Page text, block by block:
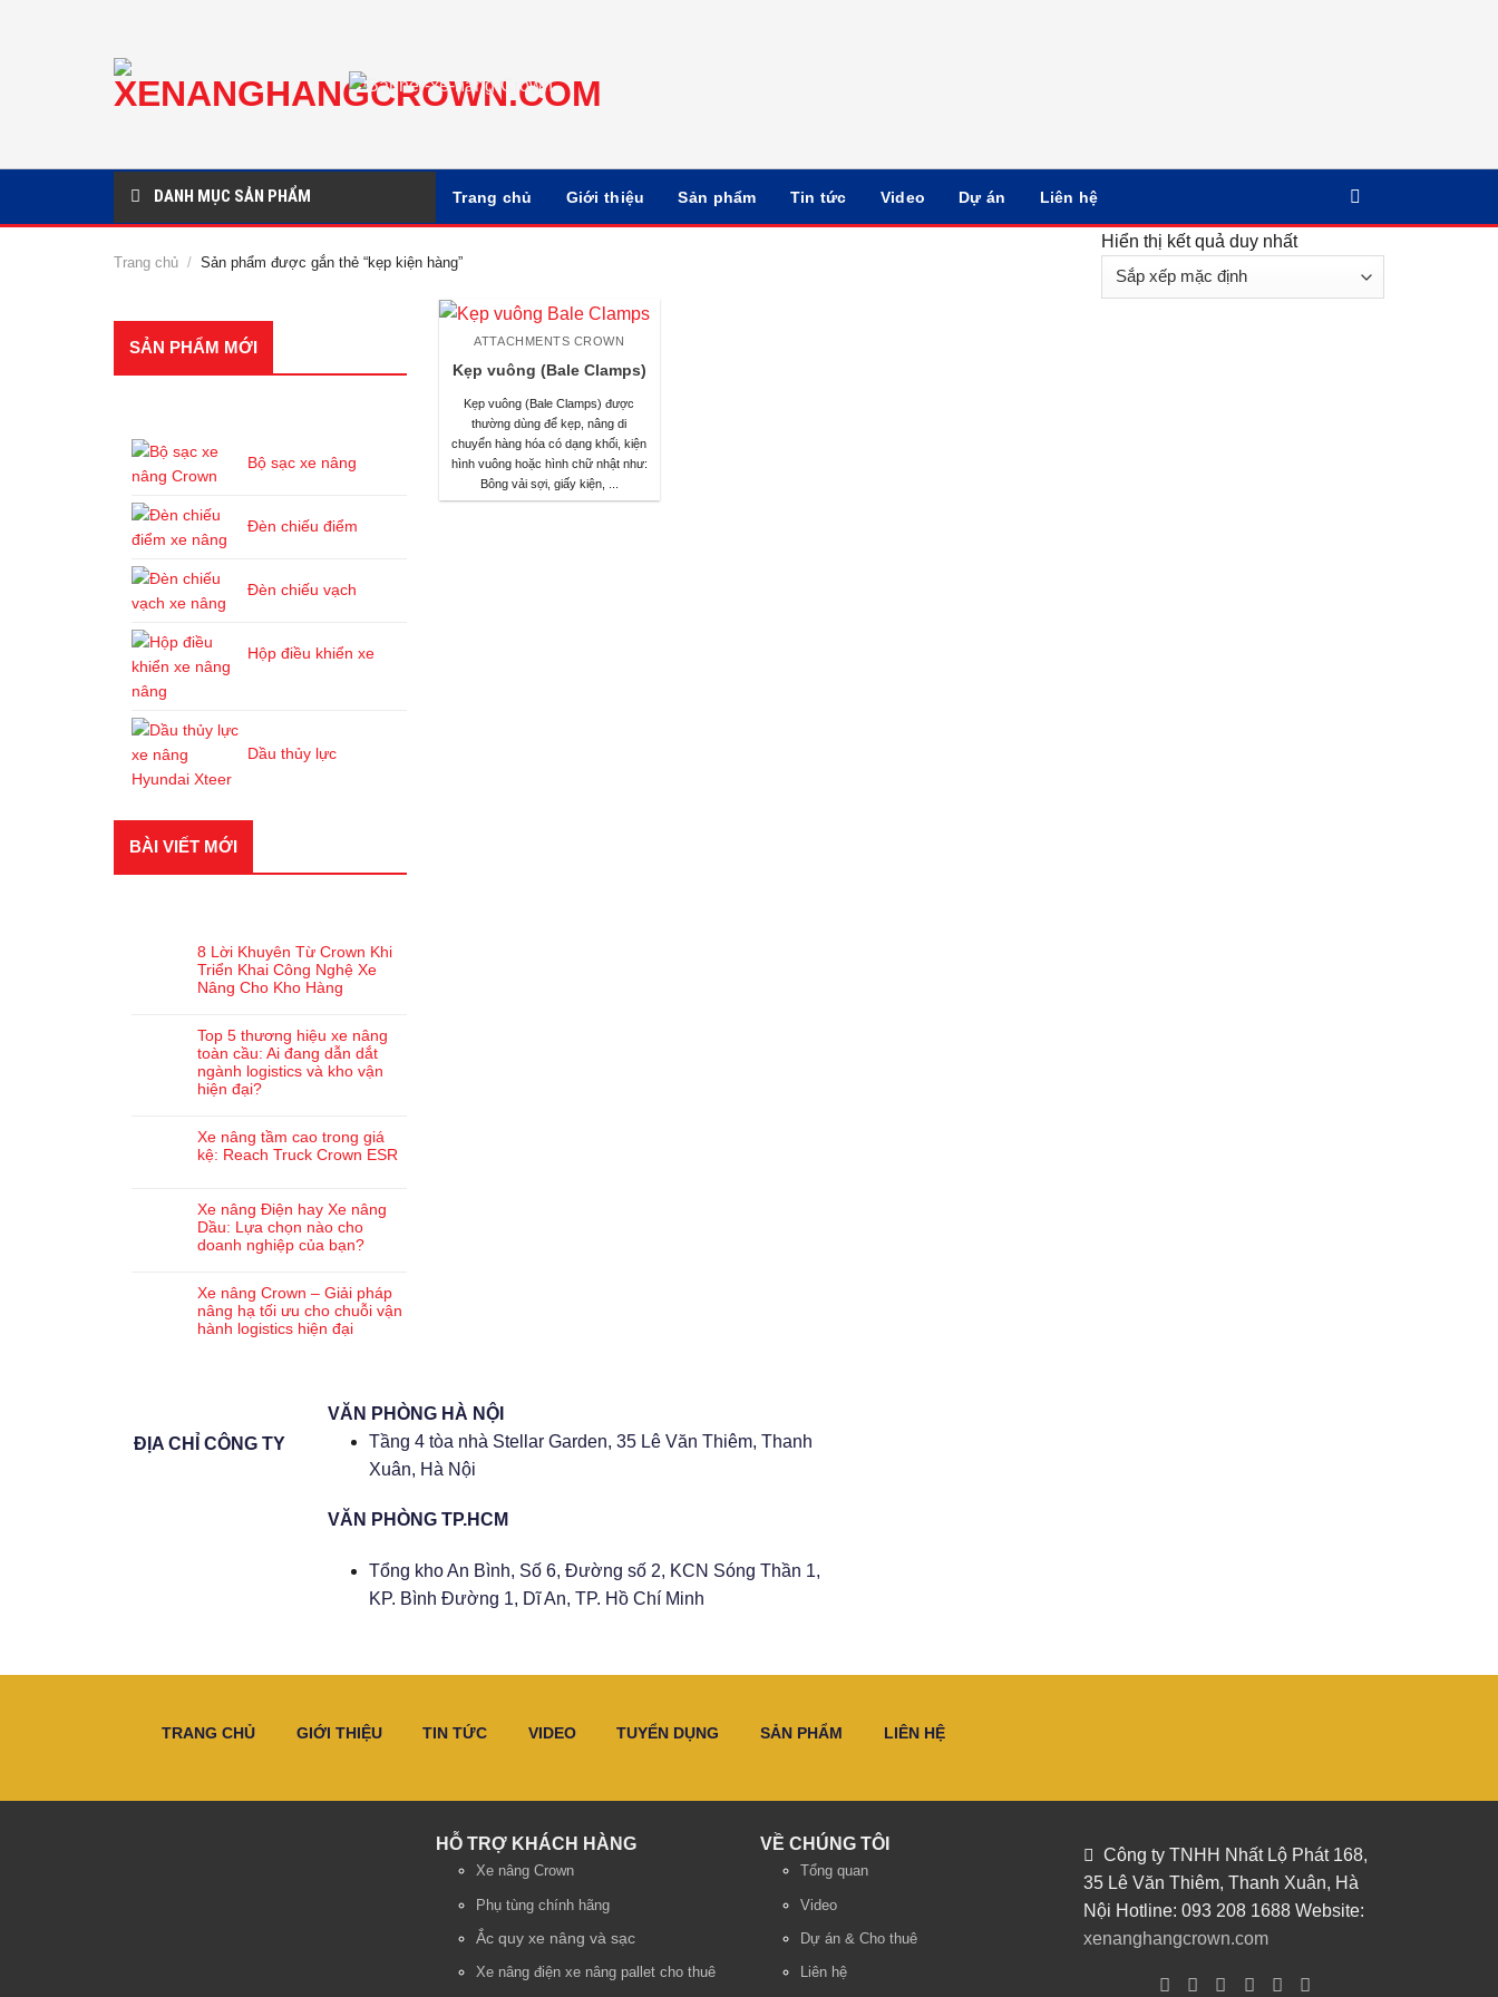
DANH MỤC SẢN PHẨM Trang chủ Giới thiệu Sản phẩm Tin tức Video Dự án Liên hệ
Trang chủ / Sản phẩm được gắn thẻ “kẹp kiện hàng”
Hiển thị kết quả duy nhất
SẢN PHẨM MỚI
Bộ sạc xe nâng
Đèn chiếu điểm
Đèn chiếu vạch
Hộp điều khiển xe
nâng
Dầu thủy lực
BÀI VIẾT MỚI
8 Lời Khuyên Từ Crown Khi
Triển Khai Công Nghệ Xe
Nâng Cho Kho Hàng
Top 5 thương hiệu xe nâng
toàn cầu: Ai đang dẫn dắt
ngành logistics và kho vận
hiện đại?
Xe nâng tầm cao trong giá
kệ: Reach Truck Crown ESR
Xe nâng Điện hay Xe nâng
Dầu: Lựa chọn nào cho
doanh nghiệp của bạn?
Xe nâng Crown – Giải pháp
nâng hạ tối ưu cho chuỗi vận
hành logistics hiện đại
ATTACHMENTS CROWN
Kẹp vuông (Bale Clamps)
Kẹp vuông (Bale Clamps) được
thường dùng để kẹp, nâng di
chuyển hàng hóa có dạng khối, kiện
hình vuông hoặc hình chữ nhật như:
Bông vải sợi, giấy kiện, ...
ĐỊA CHỈ CÔNG TY
VĂN PHÒNG HÀ NỘI
Tầng 4 tòa nhà Stellar Garden, 35 Lê Văn Thiêm, Thanh
Xuân, Hà Nội
VĂN PHÒNG TP.HCM
Tổng kho An Bình, Số 6, Đường số 2, KCN Sóng Thần 1,
KP. Bình Đường 1, Dĩ An, TP. Hồ Chí Minh
TRANG CHỦ GIỚI THIỆU TIN TỨC VIDEO TUYỂN DỤNG SẢN PHẨM LIÊN HỆ
HỖ TRỢ KHÁCH HÀNG
Xe nâng Crown
Phụ tùng chính hãng
Ắc quy xe nâng và sạc
Xe nâng điện xe nâng pallet cho thuê
VỀ CHÚNG TÔI
Tổng quan
Video
Dự án & Cho thuê
Liên hệ
Công ty TNHH Nhất Lộ Phát 168,
35 Lê Văn Thiêm, Thanh Xuân, Hà
Nội Hotline: 093 208 1688 Website:
xenanghangcrown.com